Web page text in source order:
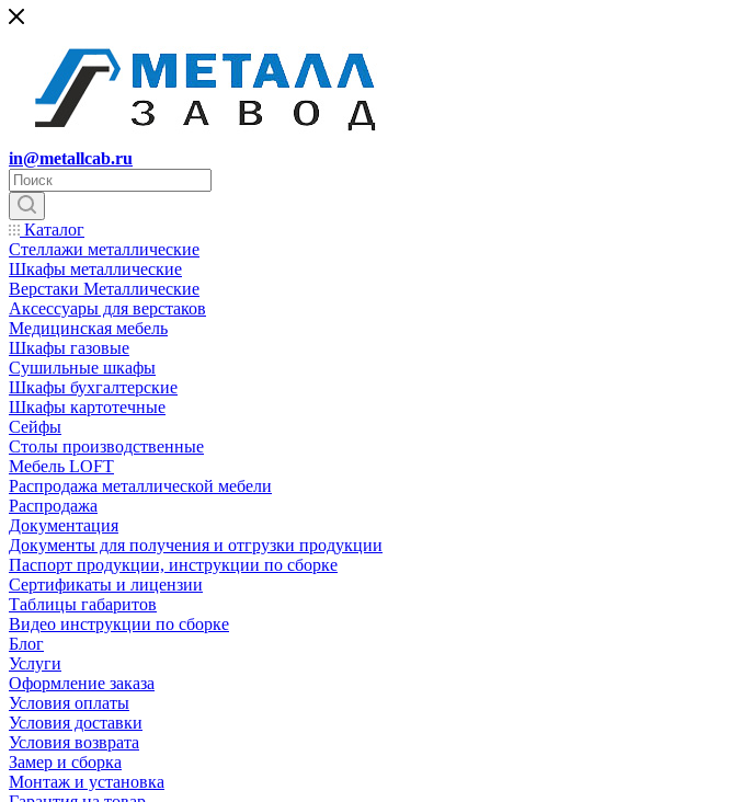
in@metallcab.ru
Каталог
Стеллажи металлические
Шкафы металлические
Верстаки Металлические
Аксессуары для верстаков
Медицинская мебель
Шкафы газовые
Сушильные шкафы
Шкафы бухгалтерские
Шкафы картотечные
Сейфы
Столы производственные
Мебель LOFT
Распродажа металлической мебели
Распродажа
Документация
Документы для получения и отгрузки продукции
Паспорт продукции, инструкции по сборке
Сертификаты и лицензии
Таблицы габаритов
Видео инструкции по сборке
Блог
Услуги
Оформление заказа
Условия оплаты
Условия доставки
Условия возврата
Замер и сборка
Монтаж и установка